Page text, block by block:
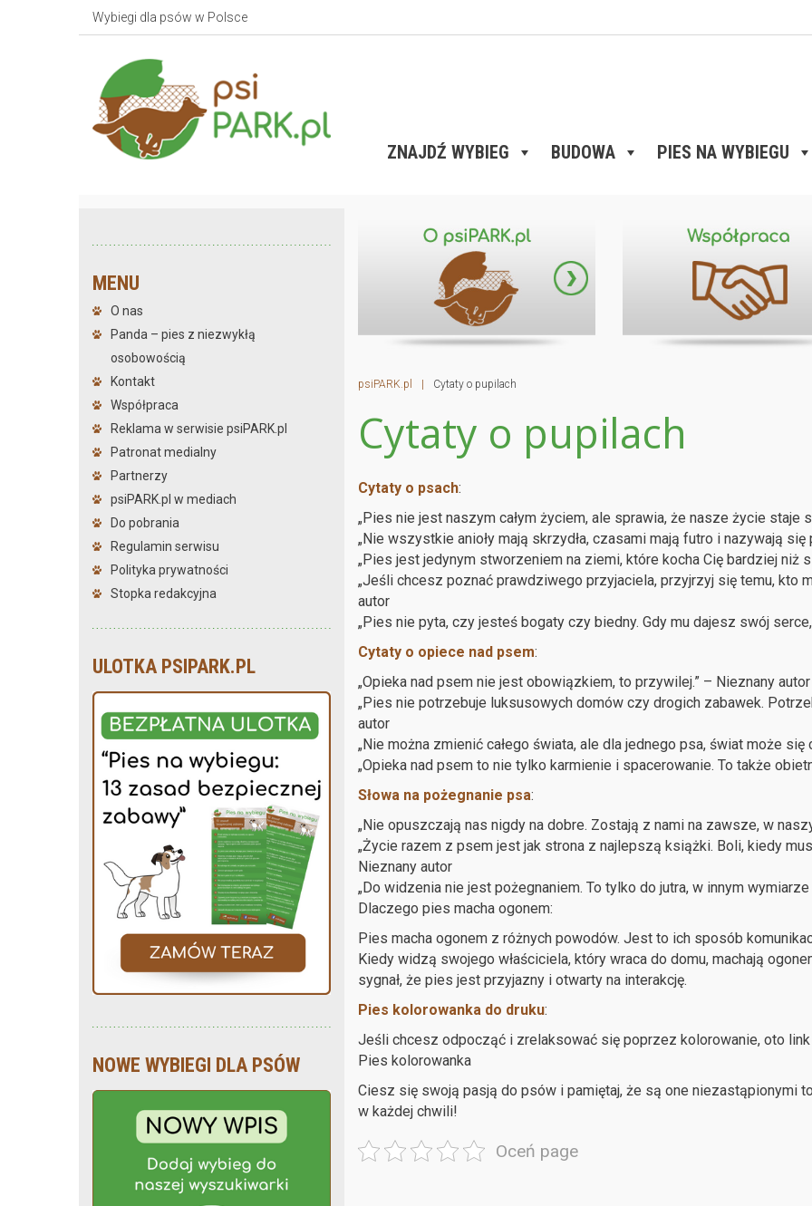
Wybiegi dla psów w Polsce
ZNAJDŹ WYBIEG BUDOWA PIES NA WYBIEGU
MENU
O nas
Panda – pies z niezwykłą
osobowością
Kontakt
Współpraca
Reklama w serwisie psiPARK.pl
Patronat medialny
Partnerzy
psiPARK.pl w mediach
Do pobrania
Regulamin serwisu
Polityka prywatności
Stopka redakcyjna
ULOTKA PSIPARK.PL
NOWE WYBIEGI DLA PSÓW
psiPARK.pl Cytaty o pupilach
Cytaty o pupilach
Cytaty o psach:
„Pies nie jest naszym całym życiem, ale sprawia, że nasze życie staje
„Nie wszystkie anioły mają skrzydła, czasami mają futro i nazywają się
„Pies jest jedynym stworzeniem na ziemi, które kocha Cię bardziej niż
„Jeśli chcesz poznać prawdziwego przyjaciela, przyjrzyj się temu, kto
autor
„Pies nie pyta, czy jesteś bogaty czy biedny. Gdy mu dajesz swój
Cytaty o opiece nad psem:
„Opieka nad psem nie jest obowiązkiem, to przywilej.” – Nieznany autor
„Pies nie potrzebuje luksusowych domów czy drogich zabawek.
autor
„Nie można zmienić całego świata, ale dla jednego psa, świat może się
„Opieka nad psem to nie tylko karmienie i spacerowanie. To także
Słowa na pożegnanie psa:
„Nie opuszczają nas nigdy na dobre. Zostają z nami na zawsze, w
„Życie razem z psem jest jak strona z najlepszą książki. Boli, kiedy
Nieznany autor
„Do widzenia nie jest pożegnaniem. To tylko do jutra, w innym
Dlaczego pies macha ogonem:
Pies macha ogonem z różnych powodów. Jest to ich sposób
Kiedy widzą swojego właściciela, który wraca do domu, machają
sygnał, że pies jest przyjazny i otwarty na interakcję.
Pies kolorowanka do druku:
Jeśli chcesz odpocząć i zrelaksować się poprzez kolorowanie, oto
Pies kolorowanka
Ciesz się swoją pasją do psów i pamiętaj, że są one niezastąpionymi
w każdej chwili!
Oceń page